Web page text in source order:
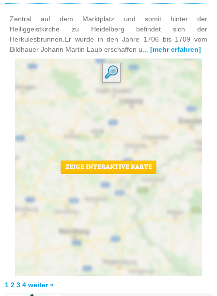
Zentral auf dem Marktplatz und somit hinter der
Heiliggeistkirche zu Heidelberg befindet sich der
Herkulesbrunnen.Er wurde in den Jahre 1706 bis 1709 vom
Bildhauer Johann Martin Laub erschaffen u... [mehr erfahren]
ZEIGE INTERAKTIVE KARTE
1 2 3 4 weiter »